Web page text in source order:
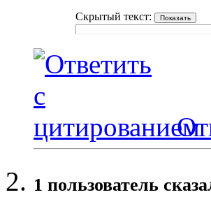
Скрытый текст:
1 пользователь